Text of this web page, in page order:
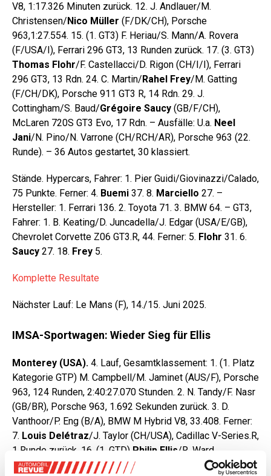
V8, 1:17.326 Minuten zurück. 12. J. Andlauer/M.
Christensen/ Nico Müller (F/DK/CH), Porsche
963,1:27.554. 15. (1. GT3) F. Heriau/S. Mann/A. Rovera
(F/USA/I), Ferrari 296 GT3, 13 Runden zurück. 17. (3. GT3)
Thomas Flohr/F. Castellacci/D. Rigon (CH/I/I), Ferrari
296 GT3, 13 Rdn. 24. C. Martin/ Rahel Frey/M. Gatting
(F/CH/DK), Porsche 911 GT3 R, 14 Rdn. 29. J.
Cottingham/S. Baud/Grégoire Saucy (GB/F/CH),
McLaren 720S GT3 Evo, 17 Rdn. – Ausfälle: U.a. Neel
Jani/N. Pino/N. Varrone (CH/RCH/AR), Porsche 963 (22.
Runde). – 36 Autos gestartet, 30 klassiert.
Stände. Hypercars, Fahrer: 1. Pier Guidi/Giovinazzi/Calado,
75 Punkte. Ferner: 4. Buemi 37. 8. Marciello 27. –
Hersteller: 1. Ferrari 136. 2. Toyota 71. 3. BMW 64. – GT3,
Fahrer: 1. B. Keating/D. Juncadella/J. Edgar (USA/E/GB),
Chevrolet Corvette Z06 GT3.R, 44. Ferner: 5. Flohr 31. 6.
Saucy 27. 18. Frey 5.
Komplette Resultate
Nächster Lauf: Le Mans (F), 14./15. Juni 2025.
IMSA-Sportwagen: Wieder Sieg für Ellis
Monterey (USA). 4. Lauf, Gesamtklassement: 1. (1. Platz
Kategorie GTP) M. Campbell/M. Jaminet (AUS/F), Porsche
963, 124 Runden, 2:40:27.070 Stunden. 2. N. Tandy/F. Nasr
(GB/BR), Porsche 963, 1.692 Sekunden zurück. 3. D.
Vanthoor/P. Eng (B/A), BMW M Hybrid V8, 33.408. Ferner:
7. Louis Delétraz/J. Taylor (CH/USA), Cadillac V-Series.R,
1 Runde zurück. 16. (1. GTD) Philip Ellis/R. Ward
(CH/USA), Mercedes-AMG GT3, 10 Rdn. – 36 Autos